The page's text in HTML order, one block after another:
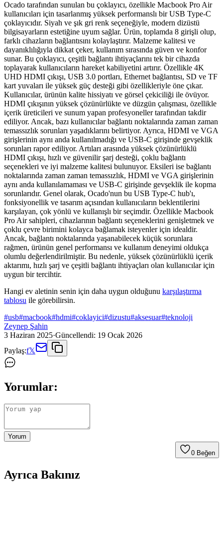
Ocado tarafından sunulan bu çoklayıcı, özellikle Macbook Pro Air
kullanıcıları için tasarlanmış yüksek performanslı bir USB Type-C
çoklayıcıdır. Siyah ve şık gri renk seçeneğiyle, modern dizüstü
bilgisayarların estetiğine uyum sağlar. Ürün, toplamda 8 girişli olup,
farklı cihazların bağlantısını kolaylaştırır. Malzeme kalitesi ve
dayanıklılığıyla dikkat çeker, kullanım sırasında güven ve konfor
sunar. Bu çoklayıcı, çeşitli bağlantı ihtiyaçlarını tek bir cihazda
toplayarak kullanıcıların hareket kabiliyetini artırır. Özellikle 4K
UHD HDMI çıkışı, USB 3.0 portları, Ethernet bağlantısı, SD ve TF
kart yuvaları ile yüksek güç desteği gibi özellikleriyle öne çıkar.
Kullanıcılar, ürünün kalite hissiyatı ve görsel çekiciliği ile övüyor.
HDMI çıkışının yüksek çözünürlükte ve düzgün çalışması, özellikle
içerik üreticileri ve sunum yapan profesyoneller tarafından takdir
ediliyor. Ancak, bazı kullanıcılar bağlantı noktalarında zaman zaman
temassızlık sorunları yaşadıklarını belirtiyor. Ayrıca, HDMI ve VGA
girişlerinin aynı anda kullanılmadığı ve USB-C girişinde gevşeklik
sorunları rapor ediliyor. Artıları arasında yüksek çözünürlüklü
HDMI çıkışı, hızlı ve güvenilir şarj desteği, çoklu bağlantı
seçenekleri ve iyi malzeme kalitesi bulunuyor. Eksileri ise bağlantı
noktalarında zaman zaman temassızlık, HDMI ve VGA girişlerinin
aynı anda kullanılamaması ve USB-C girişinde gevşeklik ile kopma
sorunlarıdır. Genel olarak, Ocado'nun bu USB Type-C hub'ı,
fonksiyonellik ve tasarım açısından kullanıcıların beklentilerini
karşılayan, çok yönlü ve kullanışlı bir seçimdir. Özellikle Macbook
Pro Air sahipleri, cihazlarının bağlantı seçeneklerini genişletmek ve
çoklu çevre birimini kolayca bağlamak isteyenler için idealdir.
Ancak, bağlantı noktalarında yaşanabilecek küçük sorunlara
rağmen, ürünün genel performansı ve kullanım deneyimi oldukça
olumlu değerlendirilmiştir. Bu nedenle, yüksek çözünürlüklü içerik
aktarımı, hızlı şarj ve çeşitli bağlantı ihtiyaçları olan kullanıcılar için
uygun bir tercihtir.
Hangi ev aletinin senin için daha uygun olduğunu karşılaştırma
tablosu ile görebilirsin.
#usb#macbook#hdmi#coklayici#dizustu#aksesuar#teknoloji
Zeynep Şahin
3 Haziran 2025·Güncellendi: 19 Ocak 2026
Paylaş:f𝕏
Yorumlar:
Yorum
0 Beğen
Ayrıca Bakınız